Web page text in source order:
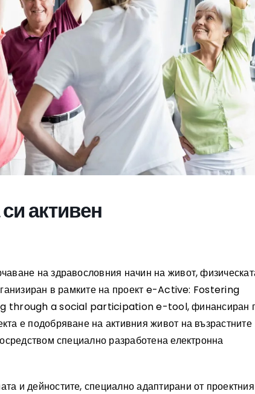
активен
на здравословния начин на живот,
в рамките на проект e-Active: Fostering
a social participation e-tool, финансиран
е подобряване на активния живот на възрастните
специално разработена електронна
и дейностите, специално адаптирани от проектния